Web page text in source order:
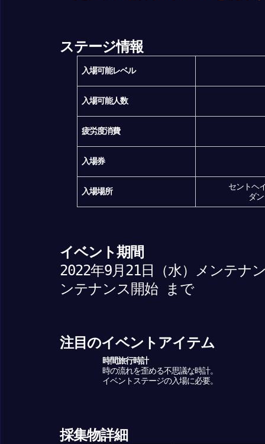
ステージ情報
入場可能レベル
入場可能人数
疲労度消費
入場券
入場場所
セントヘ
ダ
イベント期間
2022年9月21日（水）メンテナ
ンテナンス開始 まで
注目のイベントアイテム
時間旅行時計
時の流れを歪める不思議な時計。
イベントステージの入場に必要。
採集物詳細